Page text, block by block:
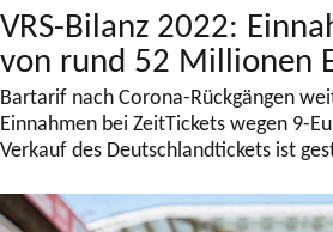
VRS-Bilanz 2022:
von rund 52 Millionen
Bartarif nach Corona-Rückgängen
Einnahmen bei ZeitTickets wegen 9-
Verkauf des Deutschlandtickets ist